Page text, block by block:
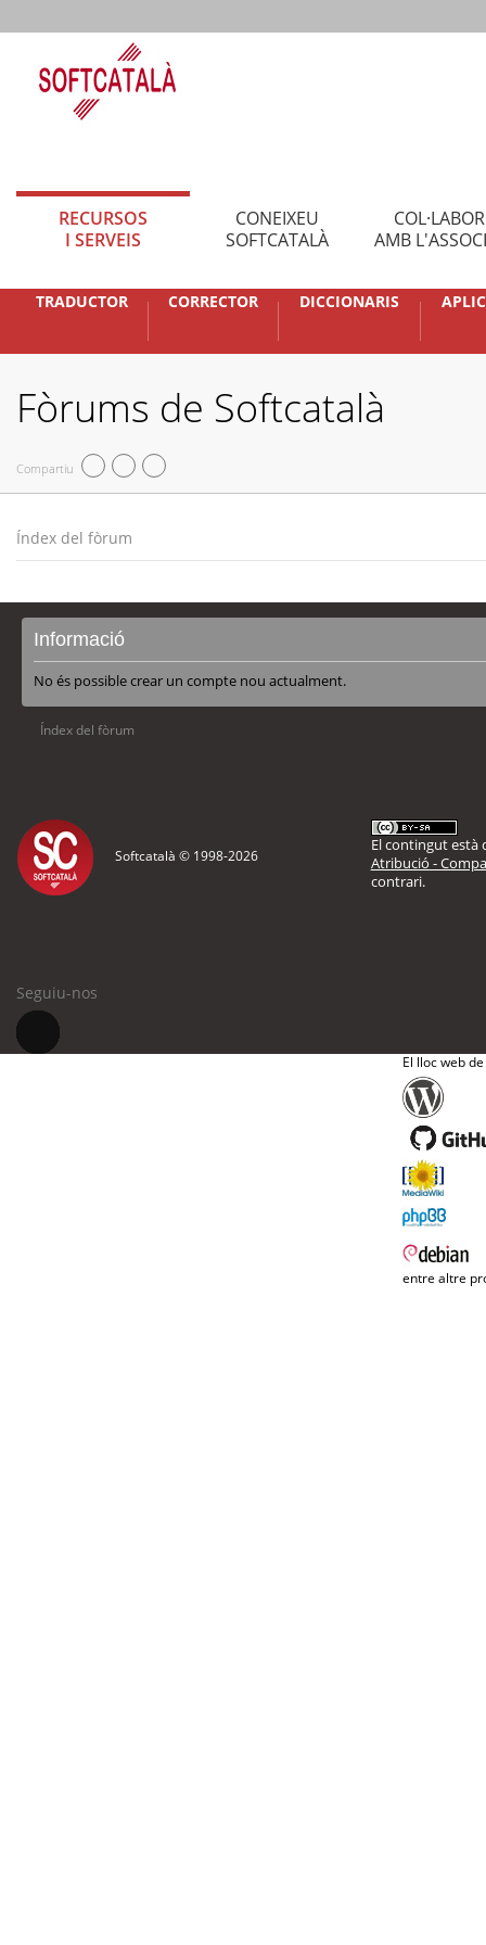
RECURSOS
I SERVEIS
CONEIXEU
SOFTCATALÀ
AMB
TRADUCTOR CORRECTOR DICCIONARIS
Fòrums de Softcatalà
Compartiu
Índex del fòrum
Informació
No és possible crear un compte nou actualment.
Índex del fòrum
Softcatalà © 1998-2026
El contingut està
Atribució -
contrari.
Seguiu-nos
El lloc web
entre altre